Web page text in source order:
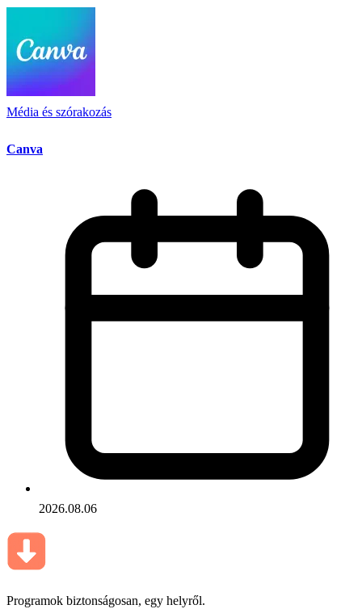
Média és szórakozás
Canva
2026.08.06
Programok biztonságosan, egy helyről.